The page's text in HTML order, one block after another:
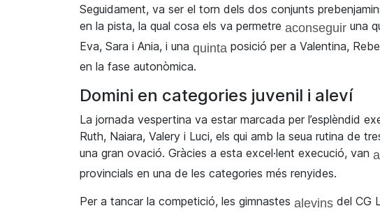
Seguidament, va ser el torn dels dos conjunts
en la pista, la qual cosa els va permetre aconseguir una
Eva, Sara i Ania, i una quinta posició per a Valentina,
en la fase autonòmica.
Domini en categories juvenil i aleví
La jornada vespertina va estar marcada per l’esplèndid
Ruth, Naiara, Valery i Luci, els qui amb la seua rutina de
una gran ovació. Gràcies a esta excel·lent execució, van
provincials en una de les categories més renyides.
Per a tancar la competició, les gimnastes alevins del CG